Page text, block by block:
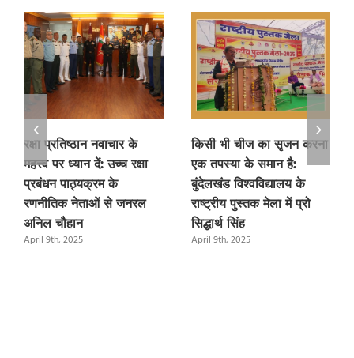
रक्षा प्रतिष्ठान नवाचार के
महत्त्व पर ध्यान दें: उच्च रक्षा
प्रबंधन पाठ्यक्रम के
रणनीतिक नेताओं से जनरल
अनिल चौहान
April 9th, 2025
किसी भी चीज का सृजन करना
एक तपस्या के समान है:
बुंदेलखंड विश्वविद्यालय के
राष्ट्रीय पुस्तक मेला में प्रो
सिद्धार्थ सिंह
April 9th, 2025